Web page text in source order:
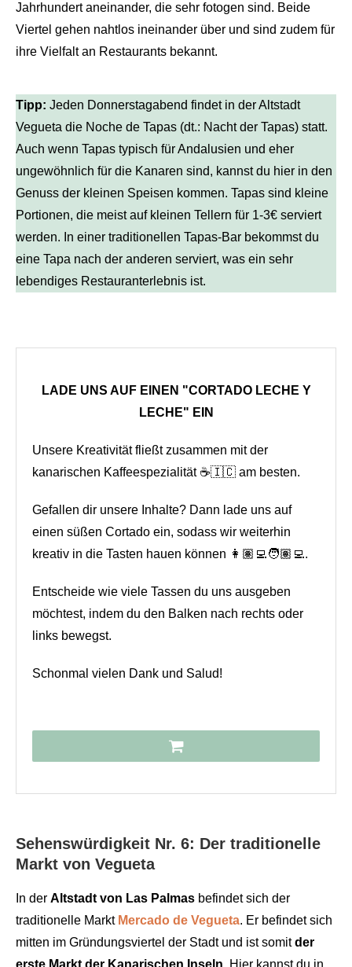
Jahrhundert aneinander, die sehr fotogen sind. Beide
Viertel gehen nahtlos ineinander über und sind zudem für
ihre Vielfalt an Restaurants bekannt.
Tipp: Jeden Donnerstagabend findet in der Altstadt
Vegueta die Noche de Tapas (dt.: Nacht der Tapas) statt.
Auch wenn Tapas typisch für Andalusien und eher
ungewöhnlich für die Kanaren sind, kannst du hier in den
Genuss der kleinen Speisen kommen. Tapas sind kleine
Portionen, die meist auf kleinen Tellern für 1-3€ serviert
werden. In einer traditionellen Tapas-Bar bekommst du
eine Tapa nach der anderen serviert, was ein sehr
lebendiges Restauranterlebnis ist.
LADE UNS AUF EINEN "CORTADO LECHE Y
LECHE" EIN
Unsere Kreativität fließt zusammen mit der
kanarischen Kaffeespezialität ☕🇮🇨 am besten.
Gefallen dir unsere Inhalte? Dann lade uns auf
einen süßen Cortado ein, sodass wir weiterhin
kreativ in die Tasten hauen können 👩🏽‍💻🧑🏽‍💻.
Entscheide wie viele Tassen du uns ausgeben
möchtest, indem du den Balken nach rechts oder
links bewegst.
Schonmal vielen Dank und Salud!
Sehenswürdigkeit Nr. 6: Der traditionelle
Markt von Vegueta
In der Altstadt von Las Palmas befindet sich der
traditionelle Markt Mercado de Vegueta. Er befindet sich
mitten im Gründungsviertel der Stadt und ist somitder